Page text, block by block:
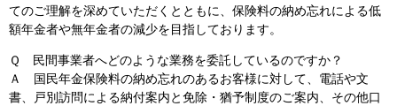
てのご理解を深めていただくとともに、保険料の納め忘れによる低
額年金者や無年金者の減少を目指しております。
Ｑ 民間事業者へどのような業務を委託しているのですか？
Ａ 国民年金保険料の納め忘れのあるお客様に対して、電話や文
書、戸別訪問による納付案内と免除・猶予制度のご案内、その他口